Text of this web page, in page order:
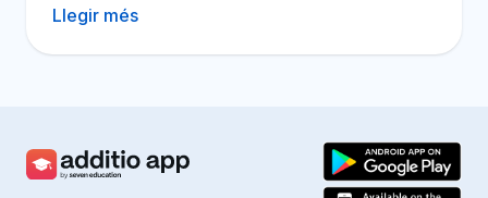
Llegir més